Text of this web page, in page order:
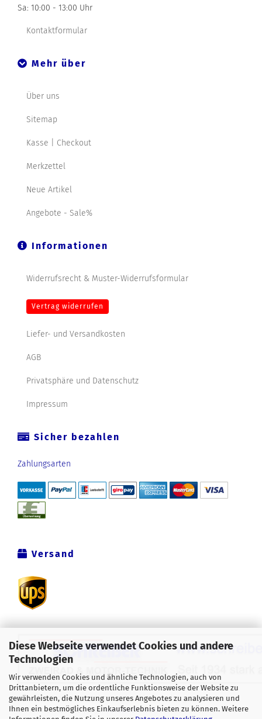
Diese Webseite verwendet Cookies und andere
Technologien
Wir verwenden Cookies und ähnliche Technologien, auch von
Drittanbietern, um die ordentliche Funktionsweise der Website zu
gewährleisten, die Nutzung unseres Angebotes zu analysieren und
Ihnen ein bestmögliches Einkaufserlebnis bieten zu können. Weitere
Sa: 10:00 - 13:00 Uhr
Kontaktformular
Mehr über
Über uns
Sitemap
Kasse | Checkout
Merkzettel
Neue Artikel
Angebote - Sale%
Informationen
Widerrufsrecht & Muster-Widerrufsformular
Vertrag widerrufen
Liefer- und Versandkosten
AGB
Privatsphäre und Datenschutz
Impressum
Sicher bezahlen
Zahlungsarten
Versand
Alle Preise verstehen sich inklusive der gesetzlichen
Mehrwertsteuer, zzgl.Versandkostensoweit nicht anders